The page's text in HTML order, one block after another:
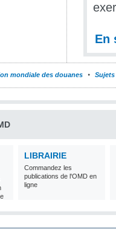
En
mondiale des douanes Sujets
LIBRAIRIE
Commandez les
publications de l'OMD en
ligne